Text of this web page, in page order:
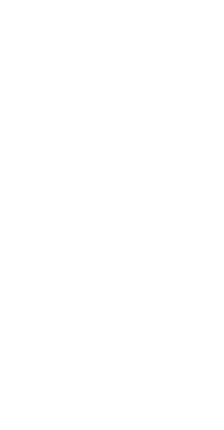
に2つ以上の症状を経
状は極めてありふれた症
レスに対する身体の逃
ます。そのため、ある程
なるため有用ですが、不
悪化し、日常生活に支障
感情に注意し、身体の症
とは、症状のラベル付け
トレスのせいかもしれな
トレスによって症状が悪
ョンのエクササイズが不
ただし実際にCOVID-19
重症化した場合は医師の
め、ありふれた症状なの